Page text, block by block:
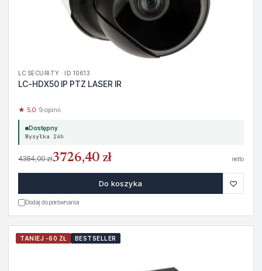
LC SECURITY · ID 10613
LC-HDX50 IP PTZ LASER IR
★ 5.0· 9 opinii
Dostępny
Wysyłka 24h
4384,00 zł3726,40 zł netto
Do koszyka ♡
Dodaj do porównania
TANIEJ -60 ZŁ BESTSELLER